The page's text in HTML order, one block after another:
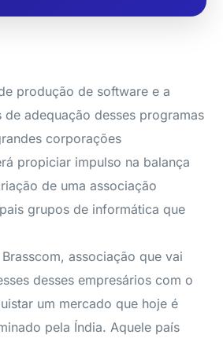
produção de software e a
adequação desses programas
corporações
propiciar impulso na balança
de uma associação
grupos de informática que
associação que vai
desses empresários com o
um mercado que hoje é
pela Índia. Aquele país